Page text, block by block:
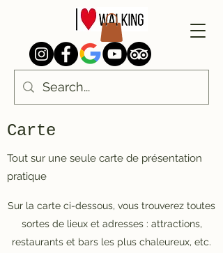
Carte
Tout sur une seule carte de présentation
pratique
Sur la carte ci-dessous, vous trouverez toutes
sortes de lieux et adresses : attractions,
restaurants et bars les plus chaleureux, etc.